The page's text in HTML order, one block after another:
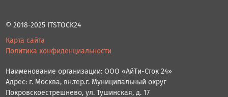
© 2018-2025 ITSTOCK24
Карта сайта
Политика конфиденциальности
Наименование организации: ООО «АйТи-Сток 24»
Адрес: г. Москва, вн.тер.г. Муниципальный округ
Покровскоестрешнево, ул. Тушинская, д. 17